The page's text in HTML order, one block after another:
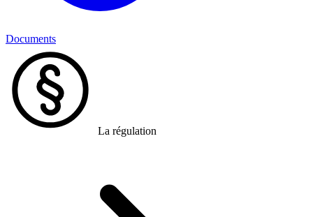
Documents
La régulation